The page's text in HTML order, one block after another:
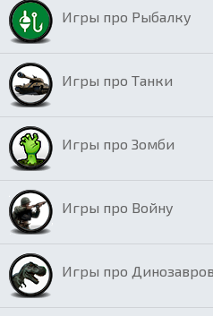
Игры про Рыбалку
Игры про Танки
Игры про Зомби
Игры про Войну
Игры про Динозавров